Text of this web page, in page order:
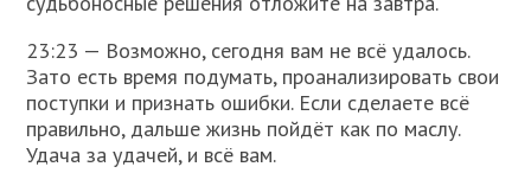
23:23 — Возможно, сегодня вам не всё удалось.
Зато есть время подумать, проанализировать свои
поступки и признать ошибки. Если сделаете всё
правильно, дальше жизнь пойдёт как по маслу.
Удача за удачей, и всё вам.